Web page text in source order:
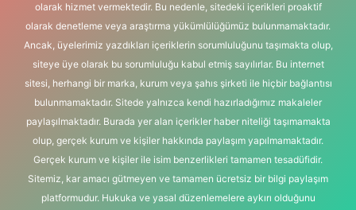
olarak hizmet vermektedir. Bu nedenle, sitedeki içerikleri proaktif
olarak denetleme veya araştırma yükümlülüğümüz bulunmamaktadır.
Ancak, üyelerimiz yazdıkları içeriklerin sorumluluğunu taşımakta olup,
siteye üye olarak bu sorumluluğu kabul etmiş sayılırlar. Bu internet
sitesi, herhangi bir marka, kurum veya şahıs şirketi ile hiçbir bağlantısı
bulunmamaktadır. Sitede yalnızca kendi hazırladığımız makaleler
paylaşılmaktadır. Burada yer alan içerikler haber niteliği taşımamakta
olup, gerçek kurum ve kişiler hakkında paylaşım yapılmamaktadır.
Gerçek kurum ve kişiler ile isim benzerlikleri tamamen tesadüfidir.
Sitemiz, kar amacı gütmeyen ve tamamen ücretsiz bir bilgi paylaşım
platformudur. Hukuka ve yasal düzenlemelere aykırı olduğunu